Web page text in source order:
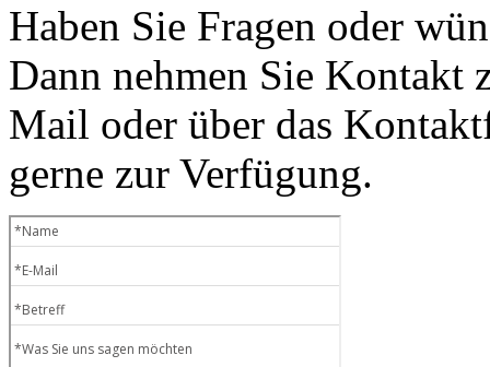
Haben Sie Fragen oder
Dann nehmen Sie Kontakt
Mail oder über das
gerne zur Verfügung.